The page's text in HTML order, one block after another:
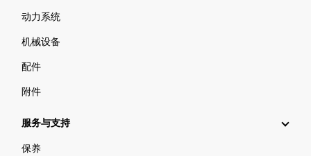
动力系统
机械设备
配件
附件
服务与支持
保养